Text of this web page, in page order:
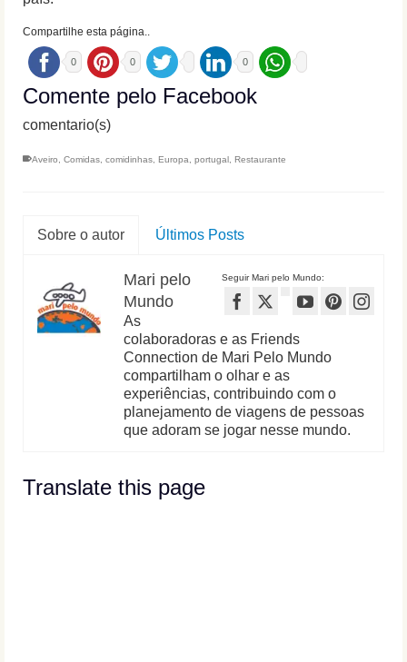
Compartilhe esta página..
0 0 0
Comente pelo Facebook
comentario(s)
Aveiro, Comidas, comidinhas, Europa, portugal , Restaurante
Sobre o autor Últimos Posts
Seguir Mari pelo Mundo:
Mari pelo
Mundo
As
colaboradoras e as Friends
Connection de Mari Pelo Mundo
compartilham o olhar e as
experiências, contribuindo com o
planejamento de viagens de pessoas
que adoram se jogar nesse mundo.
Translate this page